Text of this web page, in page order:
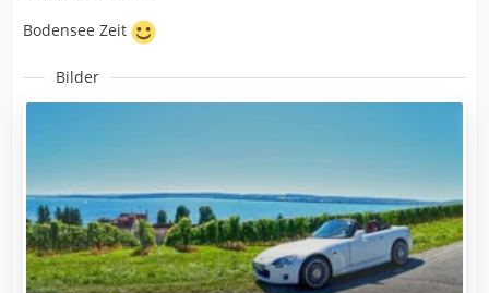
Bodensee Zeit
Bilder